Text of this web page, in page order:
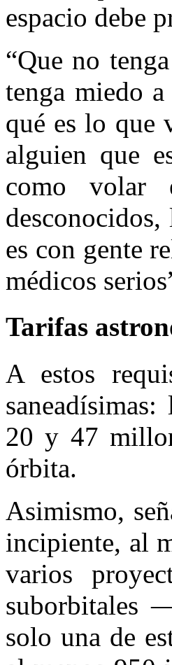
espacio debe
“Que no
tenga miedo
qué es lo que
alguien que
como volar
es con gente
médicos
Tarifas
A estos
20 y 47
órbita.
Asimismo,
incipiente, al
varios
suborbitales
solo una de